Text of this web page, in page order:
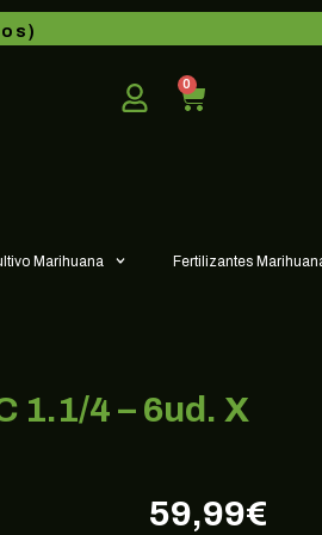
0
Marihuana Fertilizantes
1.1/4 – 6ud. X
59,99€